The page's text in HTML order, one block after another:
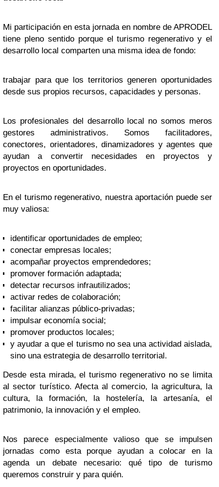
Mi participación en esta jornada en nombre de APRODEL
tiene pleno sentido porque el turismo regenerativo y el
desarrollo local comparten una misma idea de fondo:
trabajar para que los territorios generen oportunidades
desde sus propios recursos, capacidades y personas.
Los profesionales del desarrollo local no somos meros
gestores administrativos. Somos facilitadores,
conectores, orientadores, dinamizadores y agentes que
ayudan a convertir necesidades en proyectos y
proyectos en oportunidades.
En el turismo regenerativo, nuestra aportación puede ser
muy valiosa:
identificar oportunidades de empleo;
conectar empresas locales;
acompañar proyectos emprendedores;
promover formación adaptada;
detectar recursos infrautilizados;
activar redes de colaboración;
facilitar alianzas público-privadas;
impulsar economía social;
promover productos locales;
y ayudar a que el turismo no sea una actividad aislada,
sino una estrategia de desarrollo territorial.
Desde esta mirada, el turismo regenerativo no se limita
al sector turístico. Afecta al comercio, la agricultura, la
cultura, la formación, la hostelería, la artesanía, el
patrimonio, la innovación y el empleo.
Nos parece especialmente valioso que se impulsen
jornadas como esta porque ayudan a colocar en la
agenda un debate necesario: qué tipo de turismo
queremos construir y para quién.